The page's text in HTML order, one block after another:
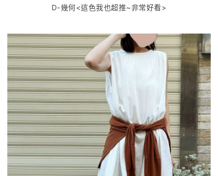
D-幾何<這色我也超推~非常好看>